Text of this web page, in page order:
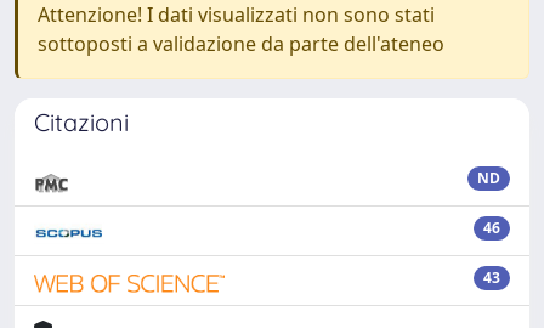
Attenzione! I dati visualizzati non sono stati
sottoposti a validazione da parte dell'ateneo
Citazioni
ND
46
43